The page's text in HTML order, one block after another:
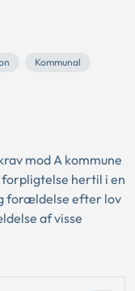
Kommunal
mod A kommune
hertil i en
forældelse efter lov
af visse